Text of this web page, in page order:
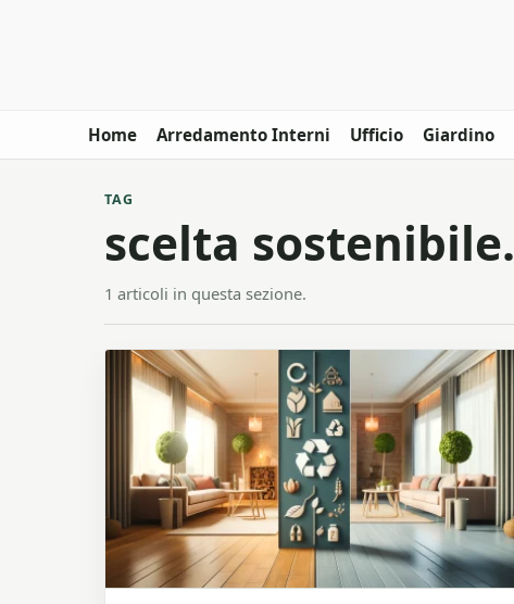
Home Arredamento Interni Ufficio Giardino
TAG
scelta sostenibile.
1 articoli in questa sezione.